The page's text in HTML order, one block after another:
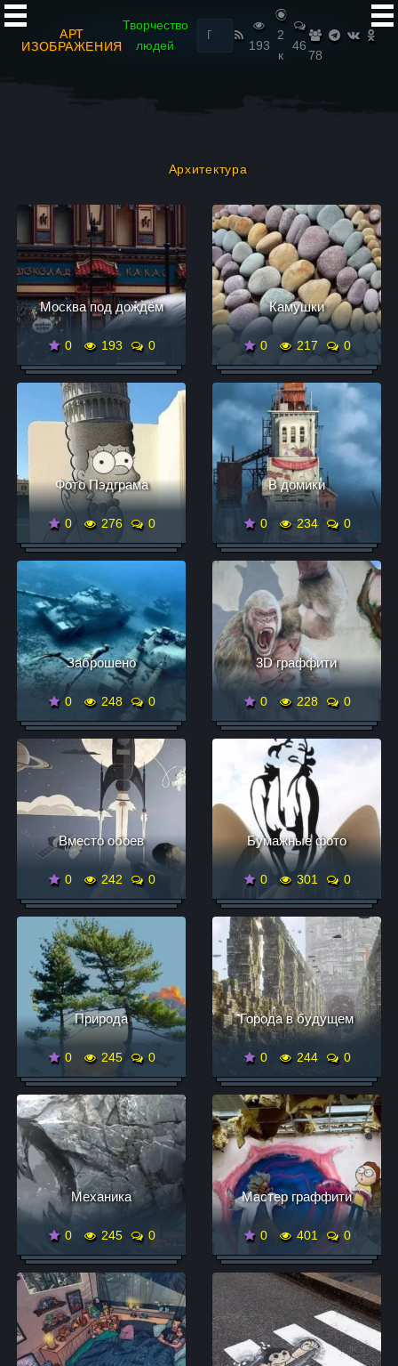
АРТ
ИЗОБРАЖЕНИЯ
Творчество
людей
Найти:
193
2
к
46
78
Архитектура
Москва под дождём
0 193 0
Камушки
0 217 0
Фото Пэдграма
0 276 0
В домики
0 234 0
Заброшено
0 248 0
3D граффити
0 228 0
Вместо обоев
0 242 0
Бумажные фото
0 301 0
Природа
0 245 0
Города в будущем
0 244 0
Механика
0 245 0
Мастер граффити
0 401 0